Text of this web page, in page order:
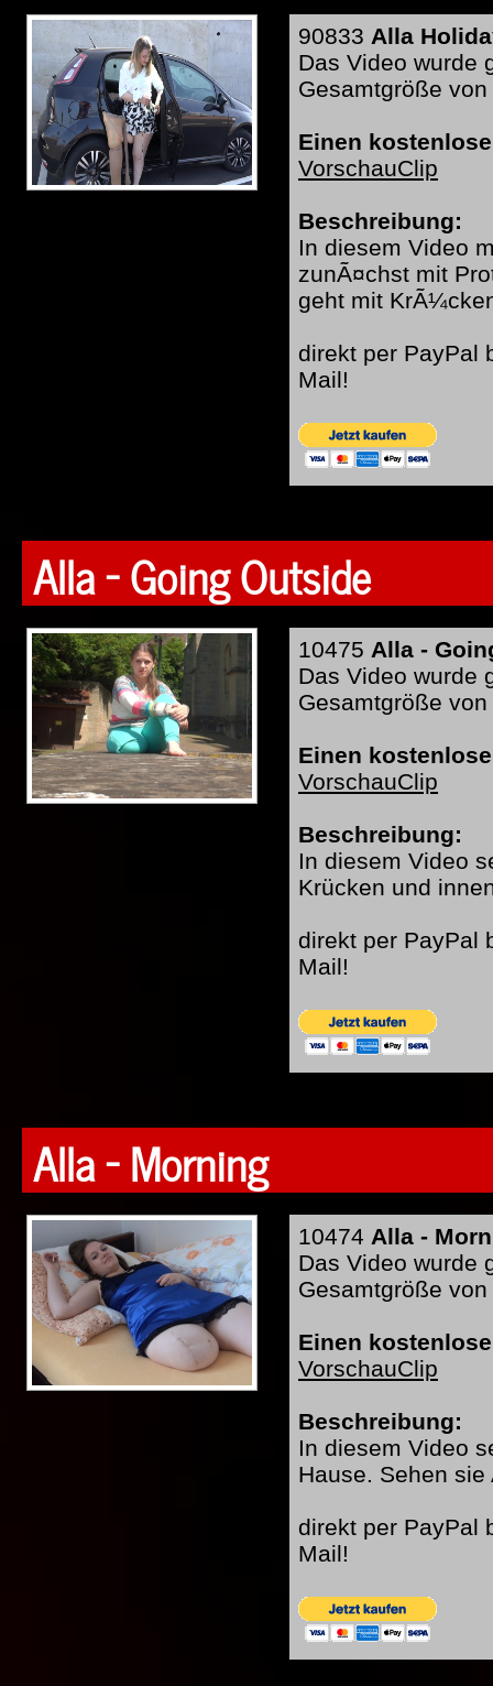
90833 Alla
Das Video wurde
Gesamtgröße
Einen
VorschauClip
Beschreibung:
In diesem Video
zunÃ¤chst mit
geht mit
direkt per PayPal
Mail!
Alla - Going Outside
10475 Alla -
Das Video wurde
Gesamtgröße
Einen
VorschauClip
Beschreibung:
In diesem Video
Krücken und
direkt per PayPal
Mail!
Alla - Morning
10474 Alla -
Das Video wurde
Gesamtgröße
Einen
VorschauClip
Beschreibung:
In diesem Video
Hause. Sehen
direkt per PayPal
Mail!